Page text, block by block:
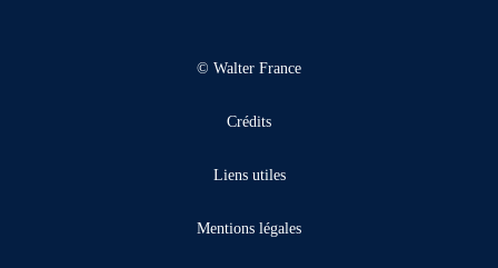
© Walter France
Crédits
Liens utiles
Mentions légales